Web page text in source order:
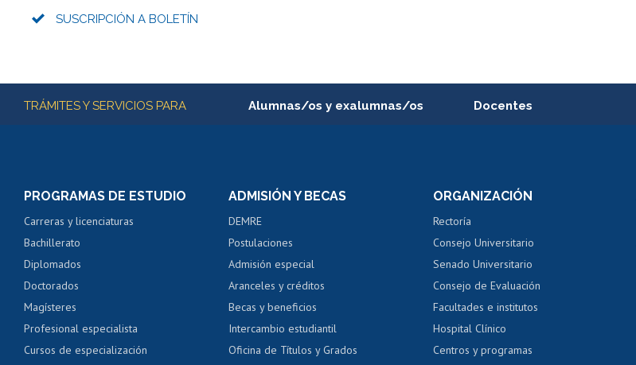
SUSCRIPCIÓN A BOLETÍN
Más información
TRÁMITES Y SERVICIOS PARA Alumnas/os y exalumnas/os
Servicio médico y dental
Pago de arancel y crédito alumnos
Pago de arancel y crédito exalumnos
Certificado de títulos y grados
Docentes
Perfeccionamiento
Evaluación docente
Calificación académica
Postulación al AUCAI
Mi Uchile Ayuda tecnológica Tarjeta TUI
PROGRAMAS DE ESTUDIO
Carreras y licenciaturas
Bachillerato
Diplomados
Doctorados
Magísteres
Profesional especialista
Cursos de especialización
ADMISIÓN Y BECAS
DEMRE
Postulaciones
Admisión especial
Aranceles y créditos
Becas y beneficios
Intercambio estudiantil
Oficina de Títulos y Grados
ORGANIZACIÓN
Rectoría
Consejo Universitario
Senado Universitario
Consejo de Evaluación
Facultades e institutos
Hospital Clínico
Centros y programas